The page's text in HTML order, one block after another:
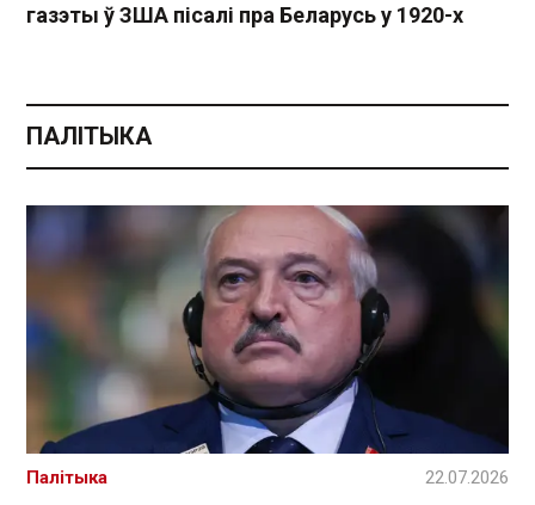
газэты ў ЗША пісалі пра Беларусь у 1920-х
ПАЛІТЫКА
Палітыка 22.07.2026